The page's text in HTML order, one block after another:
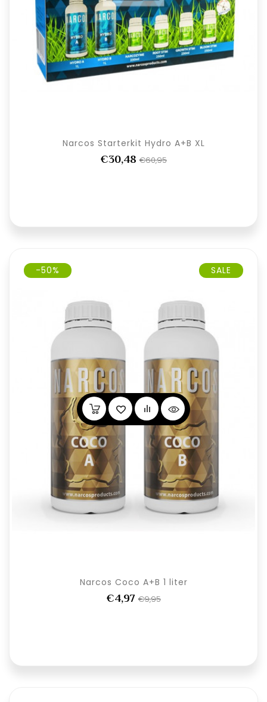
Narcos Starterkit Hydro A+B XL
€30,48 €60,95
SALE
-50%
Narcos Coco A+B 1 liter
€4,97 €9,95